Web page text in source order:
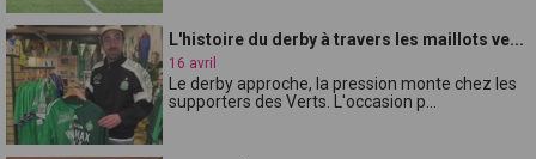
L'histoire du derby à travers les maillots ve...
16 avril
Le derby approche, la pression monte chez les
supporters des Verts. L'occasion p...